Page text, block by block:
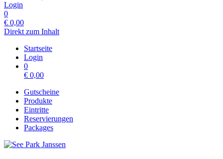
Login
0
€ 0,00
Direkt zum Inhalt
Startseite
Login
0
€ 0,00
Gutscheine
Produkte
Eintritte
Reservierungen
Packages